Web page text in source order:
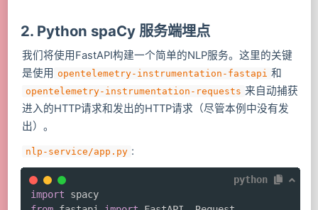
2. Python spaCy 服务端埋点
我们将使用FastAPI构建一个简单的NLP服务。这里的关键
是使用 opentelemetry-instrumentation-fastapi 和
opentelemetry-instrumentation-requests 来自动捕获
进入的HTTP请求和发出的HTTP请求（尽管本例中没有发
出）。
nlp-service/app.py :
python
import
spacy